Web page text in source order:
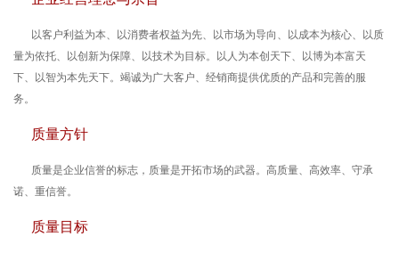
以客户利益为本、以消费者权益为先、以市场为导向、以成本为核心、以质
量为依托、以创新为保障、以技术为目标。以人为本创天下、以博为本富天
下、以智为本先天下。竭诚为广大客户、经销商提供优质的产品和完善的服
务。
质量方针
质量是企业信誉的标志，质量是开拓市场的武器。高质量、高效率、守承
诺、重信誉。
质量目标